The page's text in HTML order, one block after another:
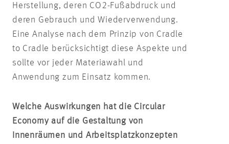
Herstellung, deren CO2-Fußabdruck und
deren Gebrauch und Wiederverwendung.
Eine Analyse nach dem Prinzip von Cradle
to Cradle berücksichtigt diese Aspekte und
sollte vor jeder Materiawahl und
Anwendung zum Einsatz kommen.
Welche Auswirkungen hat die Circular
Economy auf die Gestaltung von
Innenräumen und Arbeitsplatzkonzepten